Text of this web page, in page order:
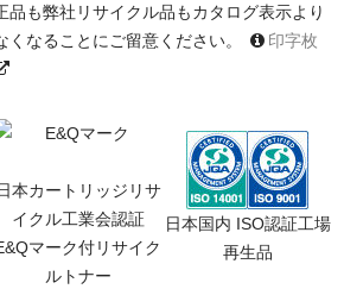
品も弊社リサイクル品もカタログ表示より
くなることにご留意ください。
印字枚
本カートリッジリサ
イクル工業会認証
マーク付リサイク
ルトナー
日本国内 ISO認証工場
再生品